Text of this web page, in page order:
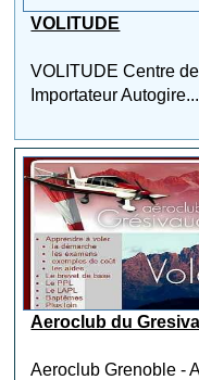
VOLITUDE
VOLITUDE Centre
Importateur Autogire...
Aeroclub du
Aeroclub Grenoble -